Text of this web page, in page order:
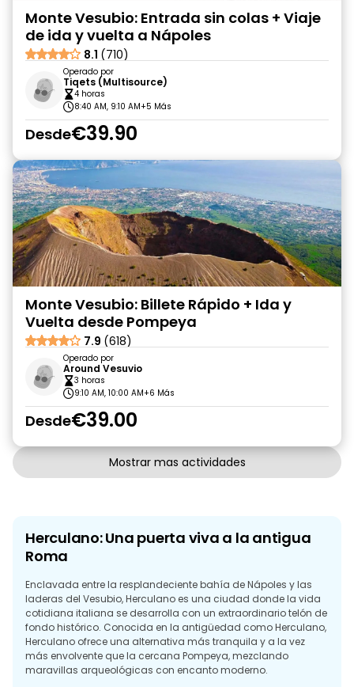
Monte Vesubio: Entrada sin colas + Viaje
de ida y vuelta a Nápoles
8.1 (710)
Operado por
Tiqets (Multisource)
4 horas
8:40 AM, 9:10 AM+5 Más
Desde€39.90
Monte Vesubio: Billete Rápido + Ida y
Vuelta desde Pompeya
7.9 (618)
Operado por
Around Vesuvio
3 horas
9:10 AM, 10:00 AM+6 Más
Desde€39.00
Mostrar mas actividades
Herculano: Una puerta viva a la antigua
Roma
Enclavada entre la resplandeciente bahía de Nápoles y las
laderas del Vesubio, Herculano es una ciudad donde la vida
cotidiana italiana se desarrolla con un extraordinario telón de
fondo histórico. Conocida en la antigüedad como Herculano,
Herculano ofrece una alternativa más tranquila y a la vez
más envolvente que la cercana Pompeya, mezclando
maravillas arqueológicas con encanto moderno.